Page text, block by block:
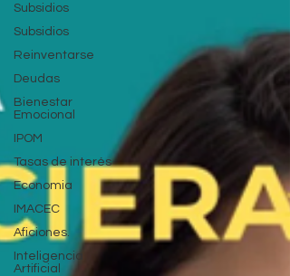
Subsidios
Subsidios
Reinventarse
Deudas
Bienestar
Emocional
IPOM
Tasas de interés
Economia
IMACEC
Aficiones.
Inteligencia
Artificial